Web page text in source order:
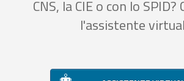
CNS, la CIE o con lo
l'assistente